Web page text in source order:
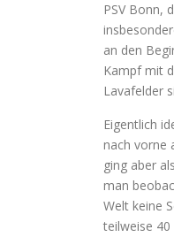
PSV Bonn,
an den
Kampf mit
Lavafelder
Eigentlich
nach vorne
ging aber
man
Welt keine
teilweise